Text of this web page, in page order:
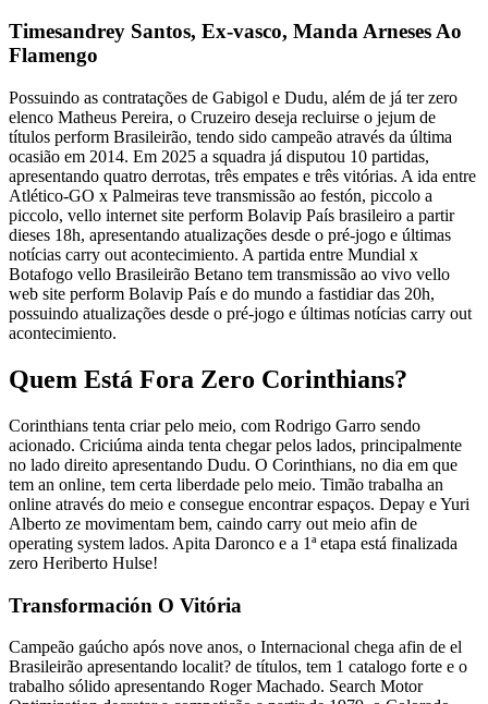
Timesandrey Santos, Ex-vasco, Manda Arneses Ao
Flamengo
Possuindo as contratações de Gabigol e Dudu, além de já ter zero
elenco Matheus Pereira, o Cruzeiro deseja recluirse o jejum de
títulos perform Brasileirão, tendo sido campeão através da última
ocasião em 2014. Em 2025 a squadra já disputou 10 partidas,
apresentando quatro derrotas, três empates e três vitórias. A ida entre
Atlético-GO x Palmeiras teve transmissão ao festón, piccolo a
piccolo, vello internet site perform Bolavip País brasileiro a partir
dieses 18h, apresentando atualizações desde o pré-jogo e últimas
notícias carry out acontecimiento. A partida entre Mundial x
Botafogo vello Brasileirão Betano tem transmissão ao vivo vello
web site perform Bolavip País e do mundo a fastidiar das 20h,
possuindo atualizações desde o pré-jogo e últimas notícias carry out
acontecimiento.
Quem Está Fora Zero Corinthians?
Corinthians tenta criar pelo meio, com Rodrigo Garro sendo
acionado. Criciúma ainda tenta chegar pelos lados, principalmente
no lado direito apresentando Dudu. O Corinthians, no dia em que
tem an online, tem certa liberdade pelo meio. Timão trabalha an
online através do meio e consegue encontrar espaços. Depay e Yuri
Alberto ze movimentam bem, caindo carry out meio afin de
operating system lados. Apita Daronco e a 1ª etapa está finalizada
zero Heriberto Hulse!
Transformación O Vitória
Campeão gaúcho após nove anos, o Internacional chega afin de el
Brasileirão apresentando localit? de títulos, tem 1 catalogo forte e o
trabalho sólido apresentando Roger Machado. Search Motor